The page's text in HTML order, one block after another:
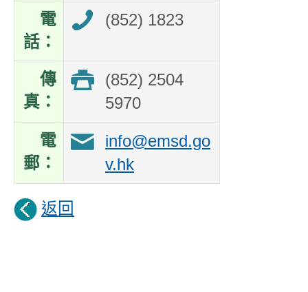
電
話：
(852) 1823
傳
真：
(852) 2504
5970
電
郵：
info@emsd.go
v.hk
返回